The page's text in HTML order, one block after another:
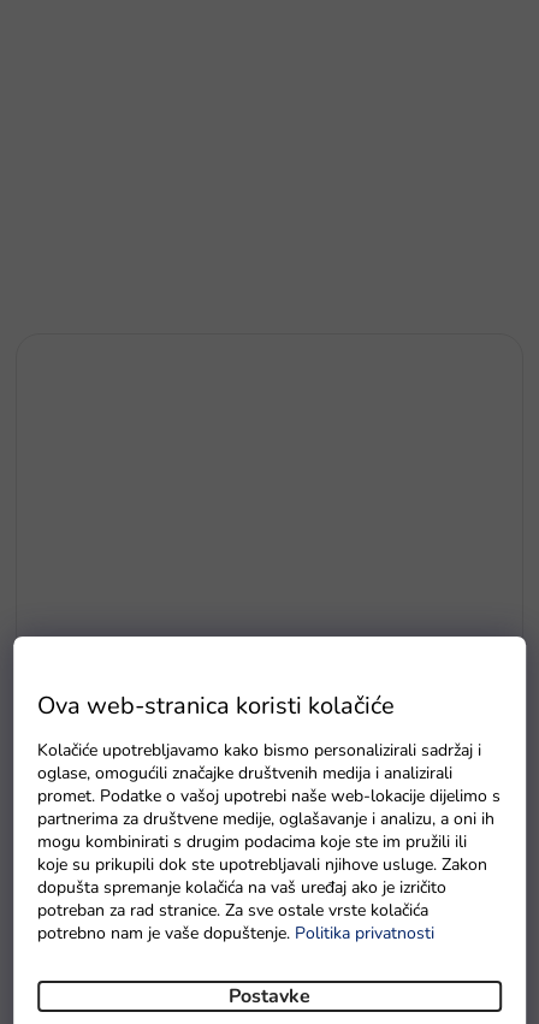
Ova web-stranica koristi kolačiće
Kolačiće upotrebljavamo kako bismo personalizirali sadržaj i
oglase, omogućili značajke društvenih medija i analizirali
promet. Podatke o vašoj upotrebi naše web-lokacije dijelimo s
partnerima za društvene medije, oglašavanje i analizu, a oni ih
mogu kombinirati s drugim podacima koje ste im pružili ili
koje su prikupili dok ste upotrebljavali njihove usluge. Zakon
dopušta spremanje kolačića na vaš uređaj ako je izričito
potreban za rad stranice. Za sve ostale vrste kolačića
potrebno nam je vaše dopuštenje. Politika privatnosti
Postavke
E5
Drvene puzzle s brojevima magnetna šipka i ribice
Na zalihama